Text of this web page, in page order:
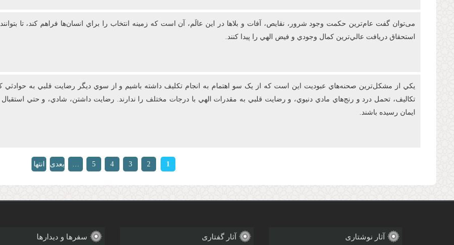
می‌توان گفت عام‌ترين حکمت وجود شرور، نقايص، آفات و بلاها در اين عالَم، آن است که زمينه انتخاب را براي انسان‌ها فراهم کند، تا
استحقاق دريافت عالي‌ترين کمال وجودي و فيض الهي را پيدا کنند.
يکي از مشکل‌ترين صحنه‌هاي عبوديت این است که از يک سو اهتمام به انجام تکليف داشته باشيم و از سوي ديگر رضايت قلبي به حوادثي
تکاليف، تحمل درد و رنج‌هاي مادي دنيوي، و رضايت قلبي به مقدرات الهي با درجات مختلف را ندارند. رضايت‌ داشتن، شادي، و حتي
ايمان رسيده باشند.
1
2
3
4
5
…
بعدی
انتها
آثار نوشتاری آثار گفتاری سفرها و دیدارها